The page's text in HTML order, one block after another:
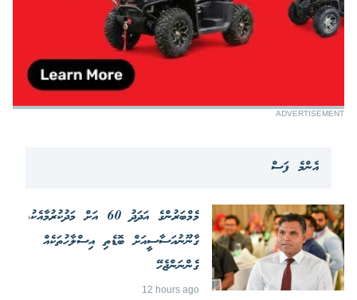
ADVERTISEMENT
އެންމެ ފަސް
މެމްބަރުންގެ އަދަދު 60 އަށް މަދުކުރުމާއެކު،
ގާނޫނުއަސާސީއަށް ބޮޑެތި އިސްލާހުތަކެއް
ގެންނަންޖެހޭ
12 hours ago